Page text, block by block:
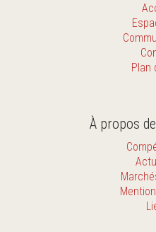
Plan
À propos